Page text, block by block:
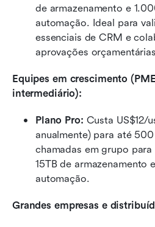
de armazenamento e
automação. Ideal para
essenciais de CRM e
aprovações
Equipes em crescimento
intermediário):
Plano Pro: Custa US$12/
anualmente) para até
chamadas em grupo
15TB de
automação.
Grandes empresas e